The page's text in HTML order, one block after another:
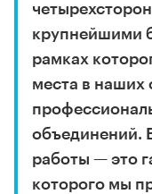
крупнейшими
рамках
места в наших
объединений.
работы — это
которого мы